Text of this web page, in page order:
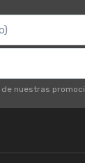
nuestras